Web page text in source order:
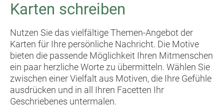
Karten schreiben
Nutzen Sie das vielfältige Themen-Angebot der
Karten für Ihre persönliche Nachricht. Die Motive
bieten die passende Möglichkeit Ihren Mitmenschen
ein paar herzliche Worte zu übermitteln. Wählen Sie
zwischen einer Vielfalt aus Motiven, die Ihre Gefühle
ausdrücken und in all Ihren Facetten Ihr
Geschriebenes untermalen.